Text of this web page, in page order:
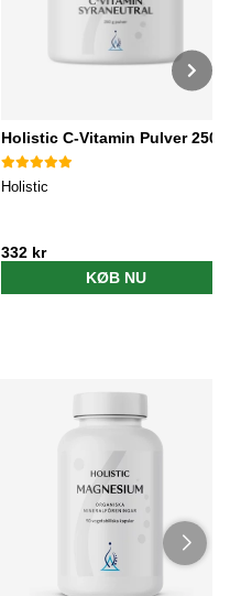
Holistic C-Vitamin Pulver 250g
Holistic
332 kr
KØB NU